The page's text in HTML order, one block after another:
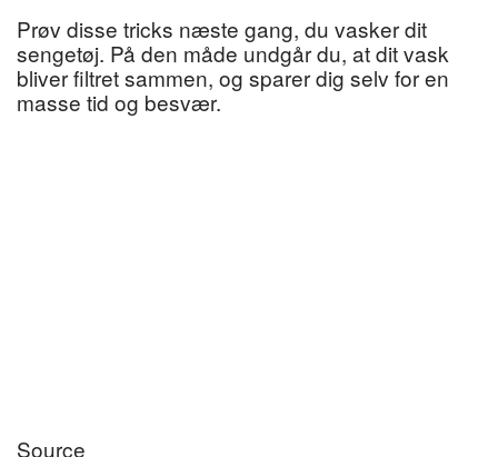
Prøv disse tricks næste gang, du vasker dit
sengetøj. På den måde undgår du, at dit vask
bliver filtret sammen, og sparer dig selv for en
masse tid og besvær.
Source